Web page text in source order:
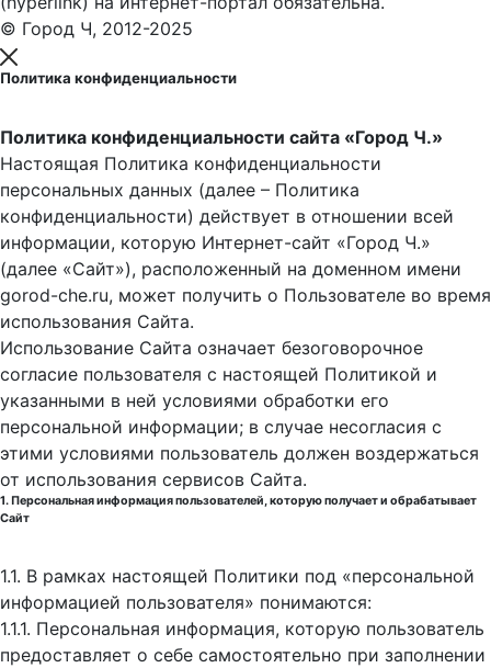
© Город Ч, 2012-2025
Политика конфиденциальности
Политика конфиденциальности сайта «Город Ч.»
Настоящая Политика конфиденциальности
персональных данных (далее – Политика
конфиденциальности) действует в отношении всей
информации, которую Интернет-сайт «Город Ч.»
(далее «Сайт»), расположенный на доменном имени
gorod-che.ru, может получить о Пользователе во время
использования Cайта.
Использование Сайта означает безоговорочное
согласие пользователя с настоящей Политикой и
указанными в ней условиями обработки его
персональной информации; в случае несогласия с
этими условиями пользователь должен воздержаться
от использования сервисов Сайта.
1. Персональная информация пользователей, которую получает и обрабатывает
Сайт
1.1. В рамках настоящей Политики под «персональной
информацией пользователя» понимаются:
1.1.1. Персональная информация, которую пользователь
предоставляет о себе самостоятельно при заполнении